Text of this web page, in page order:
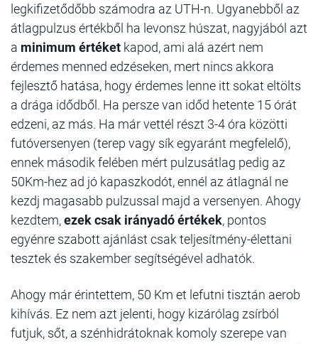
legkifizetődőbb számodra az UTH-n. Ugyanebből az
átlagpulzus értékből ha levonsz húszat, nagyjából azt
a minimum értéket kapod, ami alá azért nem
érdemes menned edzéseken, mert nincs akkora
fejlesztő hatása, hogy érdemes lenne itt sokat eltölts
a drága idődből. Ha persze van időd hetente 15 órát
edzeni, az más. Ha már vettél részt 3-4 óra közötti
futóversenyen (terep vagy sík egyaránt megfelelő),
ennek második felében mért pulzusátlag pedig az
50Km-hez ad jó kapaszkodót, ennél az átlagnál ne
kezdj magasabb pulzussal majd a versenyen. Ahogy
kezdtem,ezek csak irányadó értékek, pontos
egyénre szabott ajánlást csak teljesítmény-élettani
tesztek és szakember segítségével adhatók.
Ahogy már érintettem, 50 Km et lefutni tisztán aerob
kihívás. Ez nem azt jelenti, hogy kizárólag zsírból
futjuk, sőt, a szénhidrátoknak komoly szerepe van